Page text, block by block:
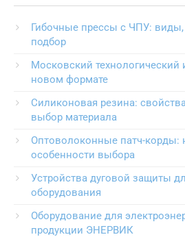
Гибочные прессы с ЧПУ: виды,
подбор
Московский технологический
новом формате
Силиконовая резина:
выбор материала
Оптоволоконные патч-корды:
особенности выбора
Устройства дуговой защиты
оборудования
Оборудование для
продукции ЭНЕРВИК